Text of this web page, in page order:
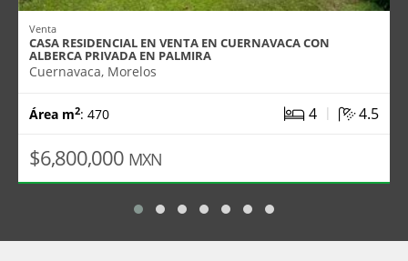
Venta
CASA RESIDENCIAL EN VENTA EN CUERNAVACA CON
ALBERCA PRIVADA EN PALMIRA
Cuernavaca, Morelos
Área m2: 470 4 | 4.5
$6,800,000 MXN